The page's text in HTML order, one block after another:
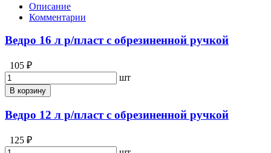
Описание
Комментарии
Ведро 16 л р/пласт с обрезиненной ручкой
105 ₽
шт
В корзину
Ведро 12 л р/пласт с обрезиненной ручкой
125 ₽